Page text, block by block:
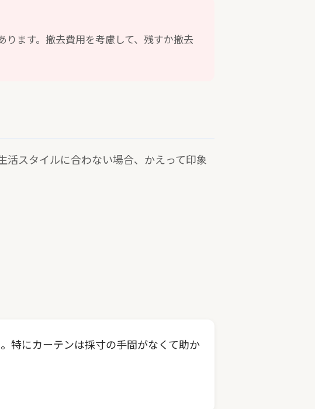
ます。撤去費用を考慮して、残すか撤去
活スタイルに合わない場合、かえって印象
特にカーテンは採寸の手間がなくて助か